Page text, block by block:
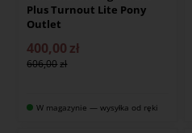
Plus Turnout Lite Pony
Outlet
400,00 zł
606,00
W magazynie — wysyłka od ręki